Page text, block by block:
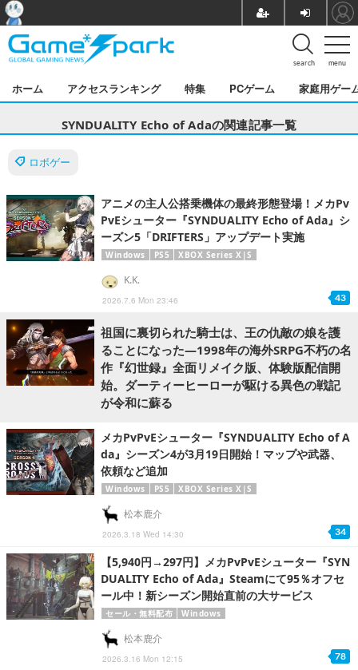
menu
search
ホーム アクセスランキング 特集 PCゲーム 家庭用ゲー
SYNDUALITY Echo of Adaの関連記事一覧
ロボゲー
アニメの主人公搭乗機体の最終形態登場！メカPv
PvEシューター『SYNDUALITY Echo of Ada』シ
ーズン5「DRIFTERS」アップデート実施
Windows PS5 XBOX Series X|S
2026.7.6 Mon 23:46
K.K.
43
祖国に裏切られた騎士は、王の仇敵の娘を護
ることになった―1998年の海外SRPG不朽の名
作『幻世録』全面リメイク版、体験版配信開
始。ダーティーヒーローが駆ける異色の戦記
が令和に蘇る
メカPvPvEシューター『SYNDUALITY Echo of A
da』シーズン4が3月19日開始！マップや武器、
依頼など追加
Windows PS5 XBOX Series X|S
2026.3.18 Wed 14:30
松本鹿介
34
【5,940円→297円】メカPvPvEシューター『SYN
DUALITY Echo of Ada』Steamにて95％オフセ
ール中！新シーズン開始直前の大サービス
セール・無料配布 Windows
2026.3.16 Mon 12:15
松本鹿介
78